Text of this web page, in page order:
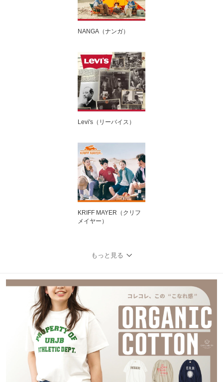
NANGA（ナンガ）
Levi's（リーバイス）
KRIFF MAYER（クリフ
メイヤー）
もっと見る